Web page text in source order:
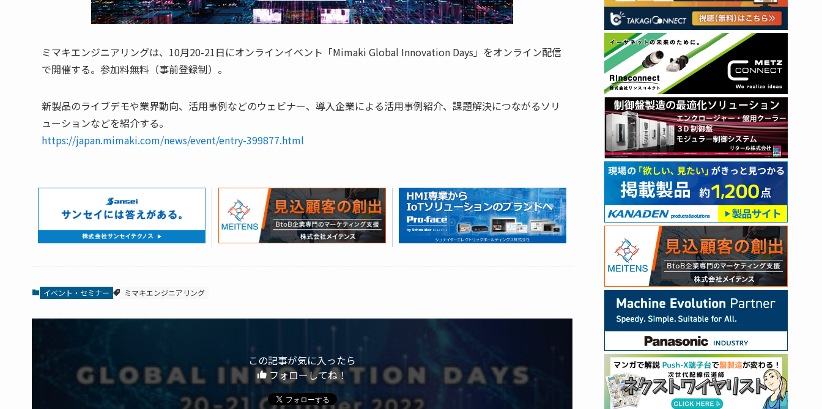
ミマキエンジニアリングは、10月20-21日にオンラインイベント「Mimaki Global Innovation Days」をオンライン配信
で開催する。参加料無料（事前登録制）。
新製品のライブデモや業界動向、活用事例などのウェビナー、導入企業による活用事例紹介、課題解決につながるソリ
ューションなどを紹介する。
https://japan.mimaki.com/news/event/entry-399877.html
イベント・セミナー ミマキエンジニアリング
この記事が気に入ったら
フォローしてね！